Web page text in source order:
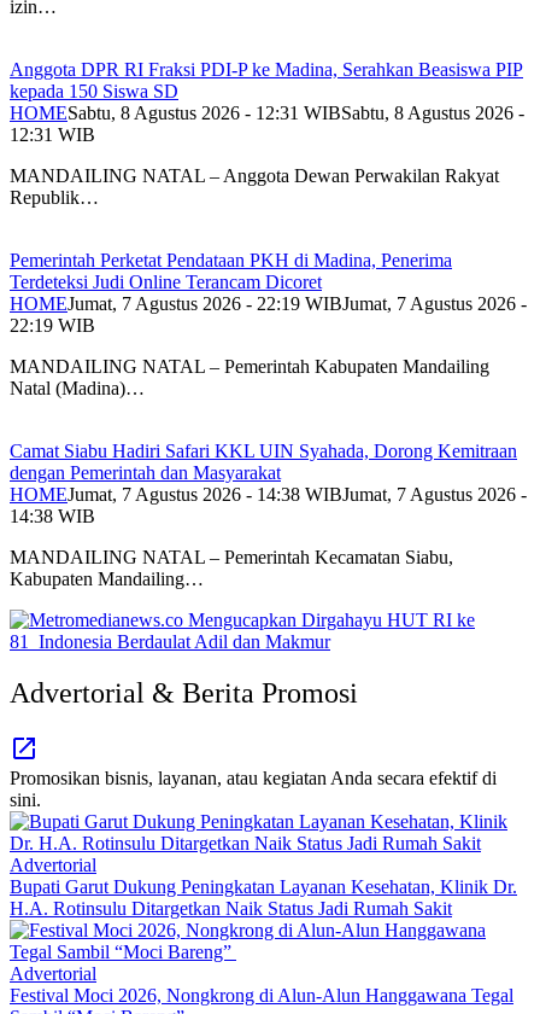
izin…
Anggota DPR RI Fraksi PDI-P ke Madina, Serahkan Beasiswa PIP
kepada 150 Siswa SD
HOMESabtu, 8 Agustus 2026 - 12:31 WIBSabtu, 8 Agustus 2026 -
12:31 WIB
MANDAILING NATAL – Anggota Dewan Perwakilan Rakyat
Republik…
Pemerintah Perketat Pendataan PKH di Madina, Penerima
Terdeteksi Judi Online Terancam Dicoret
HOMEJumat, 7 Agustus 2026 - 22:19 WIBJumat, 7 Agustus 2026 -
22:19 WIB
MANDAILING NATAL – Pemerintah Kabupaten Mandailing
Natal (Madina)…
Camat Siabu Hadiri Safari KKL UIN Syahada, Dorong Kemitraan
dengan Pemerintah dan Masyarakat
HOMEJumat, 7 Agustus 2026 - 14:38 WIBJumat, 7 Agustus 2026 -
14:38 WIB
MANDAILING NATAL – Pemerintah Kecamatan Siabu,
Kabupaten Mandailing…
Advertorial & Berita Promosi
Promosikan bisnis, layanan, atau kegiatan Anda secara efektif di
sini.
Advertorial
Bupati Garut Dukung Peningkatan Layanan Kesehatan, Klinik Dr.
H.A. Rotinsulu Ditargetkan Naik Status Jadi Rumah Sakit
Advertorial
Festival Moci 2026, Nongkrong di Alun-Alun Hanggawana Tegal